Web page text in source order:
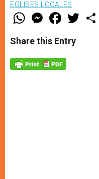
EGLISES LOCALES
W
t
s
p
p
M
e
s
e
g
e
F
a
e
b
o
k
w
Share this Entry